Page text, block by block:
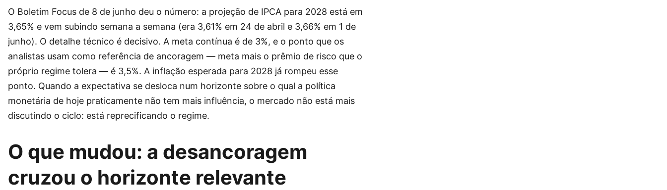
O Boletim Focus de 8 de junho deu o número: a projeção de IPCA para 2028 está em
3,65% e vem subindo semana a semana (era 3,61% em 24 de abril e 3,66% em 1 de
junho). O detalhe técnico é decisivo. A meta contínua é de 3%, e o ponto que os
analistas usam como referência de ancoragem — meta mais o prêmio de risco que o
próprio regime tolera — é 3,5%. A inflação esperada para 2028 já rompeu esse
ponto. Quando a expectativa se desloca num horizonte sobre o qual a política
monetária de hoje praticamente não tem mais influência, o mercado não está mais
discutindo o ciclo: está reprecificando o regime.
O que mudou: a desancoragem
cruzou o horizonte relevante